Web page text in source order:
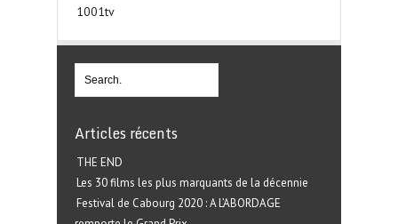
1001tv
Articles récents
THE END
Les 30 films les plus marquants de la décennie
Festival de Cabourg 2020 : A L’ABORDAGE